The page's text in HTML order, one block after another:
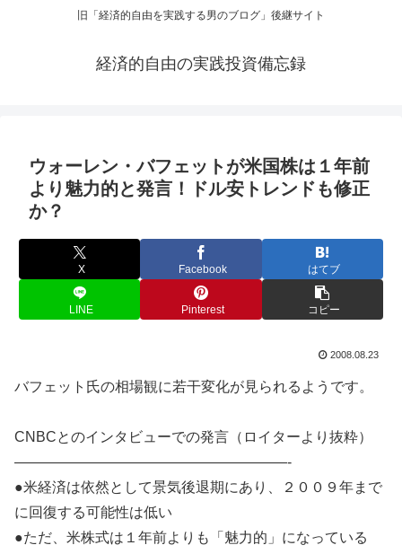
旧「経済的自由を実践する男のブログ」後継サイト
経済的自由の実践投資備忘録
ウォーレン・バフェットが米国株は１年前
より魅力的と発言！ドル安トレンドも修正
か？
X Facebook はてブ
LINE Pinterest コピー
2008.08.23
バフェット氏の相場観に若干変化が見られるようです。
CNBCとのインタビューでの発言（ロイターより抜粋）
———————————————————-
●米経済は依然として景気後退期にあり、２００９年まで
に回復する可能性は低い
●ただ、米株式は１年前よりも「魅力的」になっている